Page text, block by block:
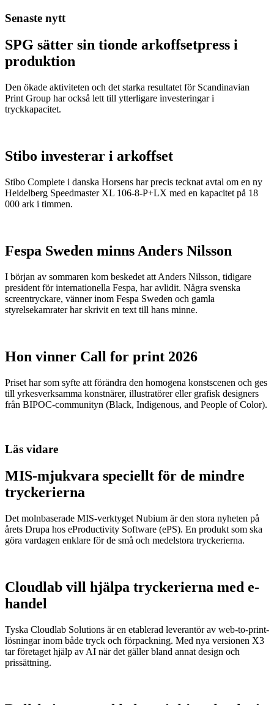
Senaste nytt
SPG sätter sin tionde arkoffsetpress i
produktion
Den ökade aktiviteten och det starka resultatet för Scandinavian
Print Group har också lett till ytterligare investeringar i
tryckkapacitet.
Stibo investerar i arkoffset
Stibo Complete i danska Horsens har precis tecknat avtal om en ny
Heidelberg Speedmaster XL 106-8-P+LX med en kapacitet på 18
000 ark i timmen.
Fespa Sweden minns Anders Nilsson
I början av sommaren kom beskedet att Anders Nilsson, tidigare
president för internationella Fespa, har avlidit. Några svenska
screentryckare, vänner inom Fespa Sweden och gamla
styrelsekamrater har skrivit en text till hans minne.
Hon vinner Call for print 2026
Priset har som syfte att förändra den homogena konstscenen och ges
till yrkesverksamma konstnärer, illustratörer eller grafisk designers
från BIPOC-communityn (Black, Indigenous, and People of Color).
Läs vidare
MIS-mjukvara speciellt för de mindre
tryckerierna
Det molnbaserade MIS-verktyget Nubium är den stora nyheten på
årets Drupa hos eProductivity Software (ePS). En produkt som ska
göra vardagen enklare för de små och medelstora tryckerierna.
Cloudlab vill hjälpa tryckerierna med e-
handel
Tyska Cloudlab Solutions är en etablerad leverantör av web-to-print-
lösningar inom både tryck och förpackning. Med nya versionen X3
tar företaget hjälp av AI när det gäller bland annat design och
prissättning.